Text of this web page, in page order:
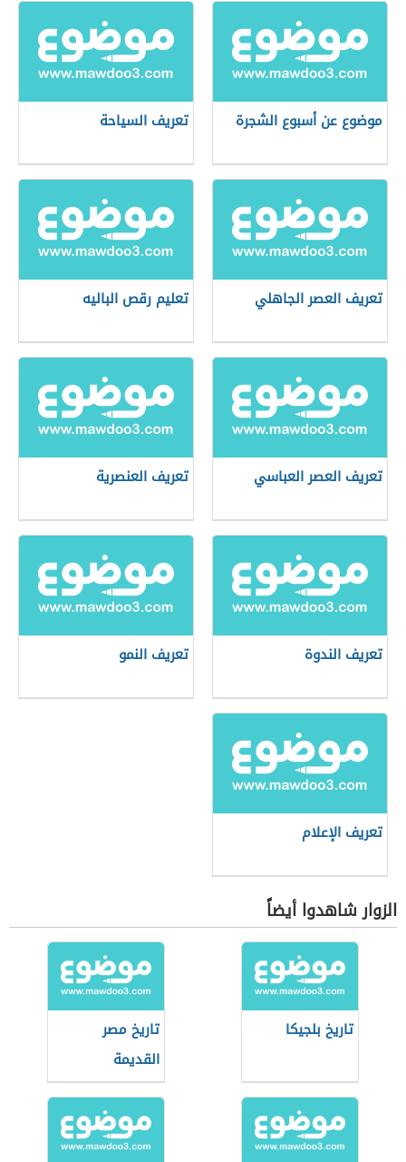
موضوع عن أسبوع الشجرة تعريف السياحة
تعريف العصر الجاهلي تعليم رقص الباليه
تعريف العصر العباسي تعريف العنصرية
تعريف الندوة تعريف النمو
تعريف الإعلام
الزوار شاهدوا أيضاً
تاريخ بلجيكا
تاريخ مصر
القديمة